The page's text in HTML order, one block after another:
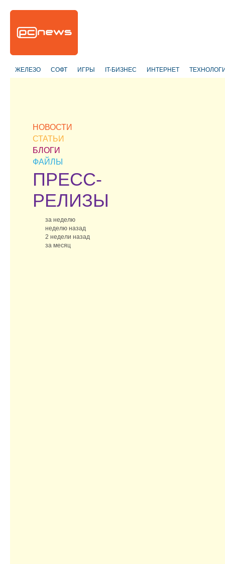
ЖЕЛЕЗО СОФТ ИГРЫ IT-БИЗНЕС ИНТЕРНЕТ
НОВОСТИ
СТАТЬИ
БЛОГИ
ФАЙЛЫ
ПРЕСС-
РЕЛИЗЫ
за неделю
неделю назад
2 недели назад
за месяц